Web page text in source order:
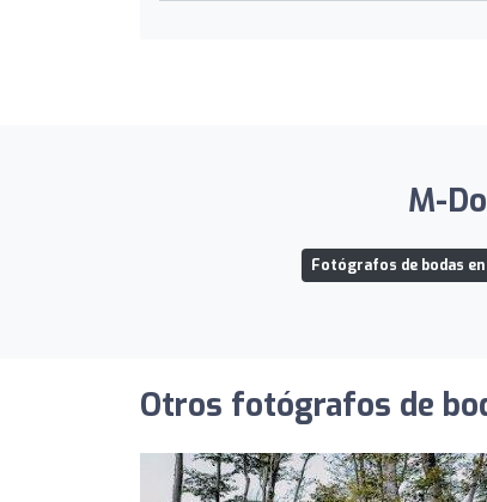
M-
Fotógrafos de bodas
Otros fotógrafos de